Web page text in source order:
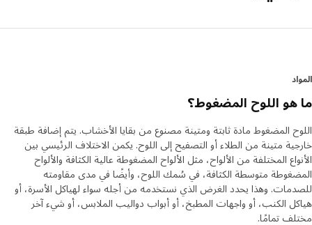
اللوح المضغوط؟
المضغوط مادة ثابتة ومتينة مصنوع من بقايا الأخشاب. يتم إضافة طبقة
متينة من الطلاء أو التصفيح إلى اللوح. يكمن الاختلاف الرئيسي بين
المختلفة من الألواح، مثل الألواح المضغوطة عالية الكثافة والألواح
متوسطة الكثافة، في سُمك اللوح، وأيضًا في مدى مقاومته
وهذا يحدد الغرض الذي نستخدمه من أجله سواء لهياكل الأسرة، أو
الكنب، أو واجهات المطبخ، أو أبواب دواليب الملابس، أو شيء آخر
تمامًا.